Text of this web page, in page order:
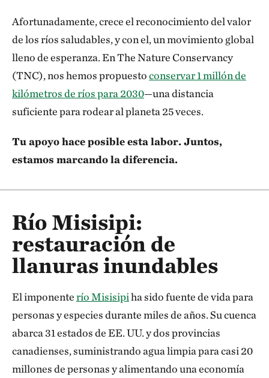
Afortunadamente, crece el reconocimiento del valor
de los ríos saludables, y con el, un movimiento global
lleno de esperanza. En The Nature Conservancy
(TNC), nos hemos propuestoconservar 1 millón de
kilómetros de ríos para 2030—una distancia
suficiente para rodear al planeta 25 veces.
Tu apoyo hace posible esta labor. Juntos,
estamos marcando la diferencia.
Río Misisipi:
restauración de
llanuras inundables
El imponenterío Misisipiha sido fuente de vida para
personas y especies durante miles de años. Su cuenca
abarca 31 estados de EE. UU. y dos provincias
canadienses, suministrando agua limpia para casi 20
millones de personas y alimentando una economía